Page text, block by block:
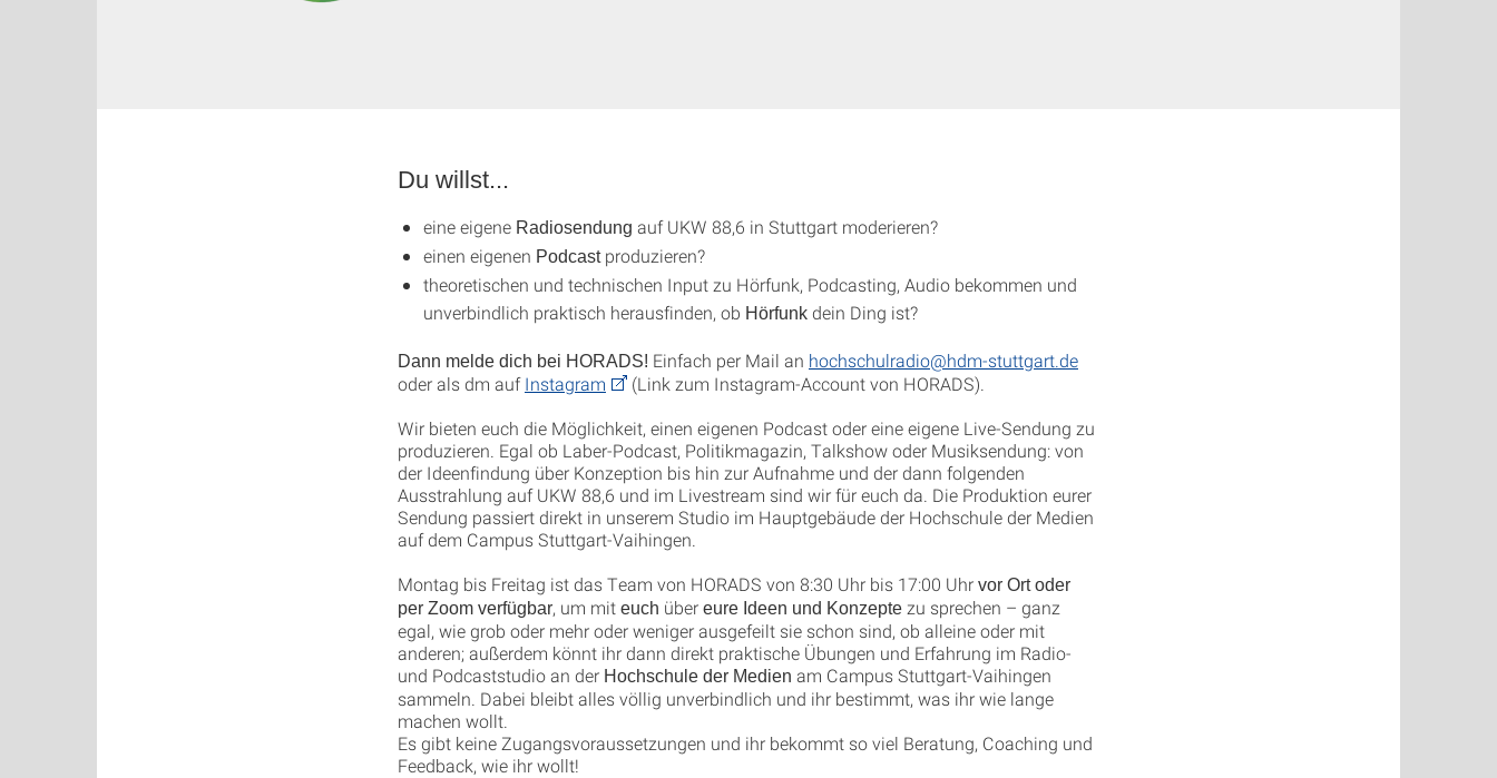
Du willst...
eine eigene Radiosendung auf UKW 88,6 in Stuttgart moderieren?
einen eigenen Podcastproduzieren?
theoretischen und technischen Input zu Hörfunk, Podcasting, Audio bekommen und
unverbindlich praktisch herausfinden, ob Hörfunk dein Ding ist?
Dann melde dich bei HORADS! Einfach per Mail an hochschulradio@hdm-stuttgart.de
oder als dm aufInstagram
(Link zum Instagram-Account von HORADS).
Wir bieten euch die Möglichkeit, einen eigenen Podcast oder eine eigene Live-Sendung zu
produzieren. Egal ob Laber-Podcast, Politikmagazin, Talkshow oder Musiksendung: von
der Ideenfindung über Konzeption bis hin zur Aufnahme und der dann folgenden
Ausstrahlung auf UKW 88,6 und im Livestream sind wir für euch da. Die Produktion eurer
Sendung passiert direkt in unserem Studio im Hauptgebäude der Hochschule der Medien
auf dem Campus Stuttgart-Vaihingen.
Montag bis Freitag ist das Team von HORADS von 8:30 Uhr bis 17:00 Uhr vor Ort oder
per Zoom verfügbar, um mit euch über eure Ideen und Konzepte zu sprechen – ganz
egal, wie grob oder mehr oder weniger ausgefeilt sie schon sind, ob alleine oder mit
anderen; außerdem könnt ihr dann direkt praktische Übungen und Erfahrung im Radio-
und Podcaststudio an der Hochschule der Medien am Campus Stuttgart-Vaihingen
sammeln. Dabei bleibt alles völlig unverbindlich und ihr bestimmt, was ihr wie lange
machen wollt.
Es gibt keine Zugangsvoraussetzungen und ihr bekommt so viel Beratung, Coaching und
Feedback, wie ihr wollt!